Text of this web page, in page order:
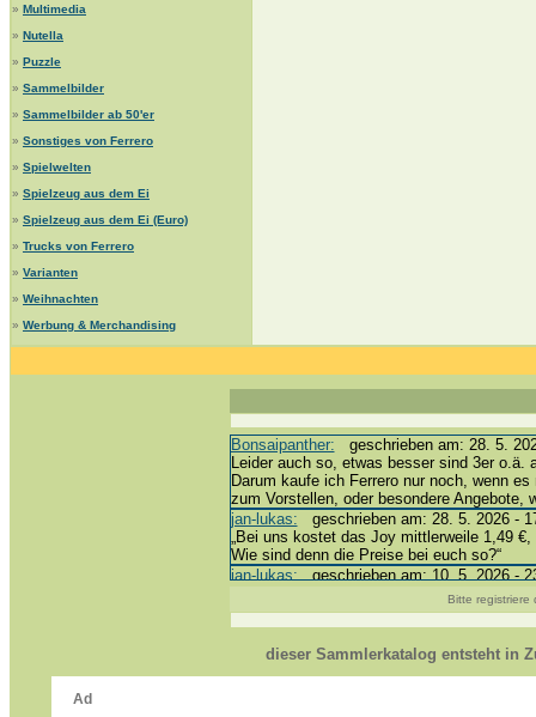
» Multimedia
» Nutella
» Puzzle
» Sammelbilder
» Sammelbilder ab 50'er
» Sonstiges von Ferrero
» Spielwelten
» Spielzeug aus dem Ei
» Spielzeug aus dem Ei (Euro)
» Trucks von Ferrero
» Varianten
» Weihnachten
» Werbung & Merchandising
Bonsaipanther: geschrieben am: 28. 5.
Leider auch so, etwas besser sind 3er o.ä.
Darum kaufe ich Ferrero nur noch, wenn
zum Vorstellen, oder besondere Angebote,
jan-lukas: geschrieben am: 28. 5. 2026 -
„Bei uns kostet das Joy mittlerweile 1,49
Wie sind denn die Preise bei euch so?“
jan-lukas:geschrieben am: 10. 5. 2026 -
Bonsaipanther:geschrieben am: 10. 5.
@ Harald
https://www.ue-ei-portal-
Dein Enkel sollte zur Strafe die nächsten
Bitte registriere
dieser Sammlerkatalog entsteht in